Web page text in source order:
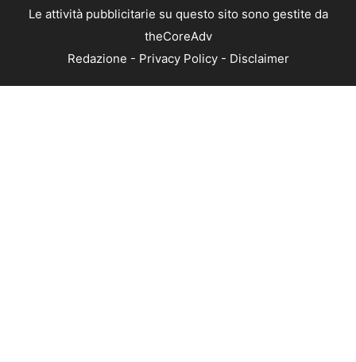
Le attività pubblicitarie su questo sito sono gestite da
theCoreAdv
Redazione - Privacy Policy- Disclaimer